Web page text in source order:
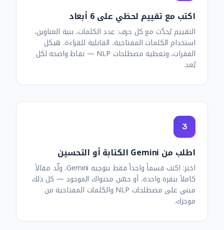
اكتب مع تقييم لحظي على 6 أبعاد
التقييم يُحدَّث مع كل حرف: عدد الكلمات، بنية العناوين،
استخدام الكلمات المفتاحية، القابلية للقراءة، هيكل
الفقرات، وتغطية مصطلحات NLP — نقاط واضحة لكل
بُعد.
3
اطلب من Gemini الكتابة أو التحسين
اختر: اكتب قسماً واحداً فقط بتوجيه Gemini، ولّد مقالاً
كاملاً بنقرة واحدة، أو حسّن محتواك الموجود — كل ذلك
مبني على مصطلحات NLP والكلمات المفتاحية من
موجزك.